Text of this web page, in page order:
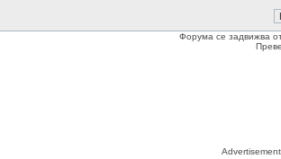
Форума се задвижва